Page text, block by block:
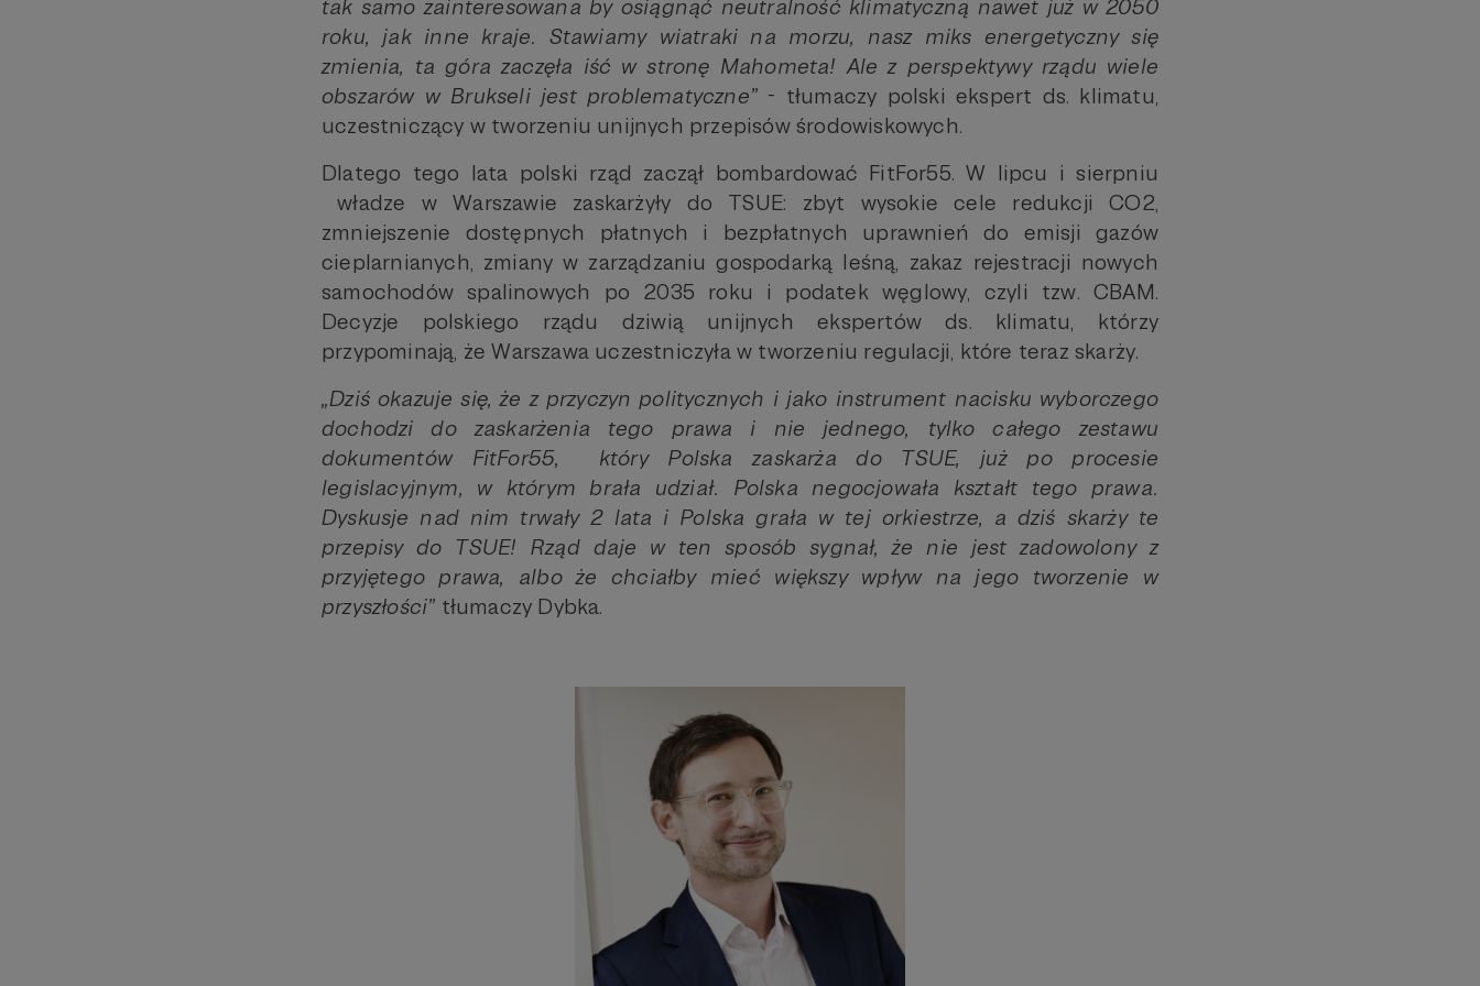
tak samo zainteresowana by osiągnąć neutralność klimatyczną nawet już w 2050
roku, jak inne kraje. Stawiamy wiatraki na morzu, nasz miks energetyczny się
zmienia, ta góra zaczęła iść w stronę Mahometa! Ale z perspektywy rządu wiele
obszarów w Brukseli jest problematyczne” - tłumaczy polski ekspert ds. klimatu,
uczestniczący w tworzeniu unijnych przepisów środowiskowych.
Dlatego tego lata polski rząd zaczął bombardować FitFor55. W lipcu i sierpniu
władze w Warszawie zaskarżyły do TSUE: zbyt wysokie cele redukcji CO2,
zmniejszenie dostępnych płatnych i bezpłatnych uprawnień do emisji gazów
cieplarnianych, zmiany w zarządzaniu gospodarką leśną, zakaz rejestracji nowych
samochodów spalinowych po 2035 roku i podatek węglowy, czyli tzw. CBAM.
Decyzje polskiego rządu dziwią unijnych ekspertów ds. klimatu, którzy
przypominają, że Warszawa uczestniczyła w tworzeniu regulacji, które teraz skarży.
„Dziś okazuje się, że z przyczyn politycznych i jako instrument nacisku wyborczego
dochodzi do zaskarżenia tego prawa i nie jednego, tylko całego zestawu
dokumentów FitFor55, który Polska zaskarża do TSUE, już po procesie
legislacyjnym, w którym brała udział. Polska negocjowała kształt tego prawa.
Dyskusje nad nim trwały 2 lata i Polska grała w tej orkiestrze, a dziś skarży te
przepisy do TSUE! Rząd daje w ten sposób sygnał, że nie jest zadowolony z
przyjętego prawa, albo że chciałby mieć większy wpływ na jego tworzenie w
przyszłości” tłumaczy Dybka.